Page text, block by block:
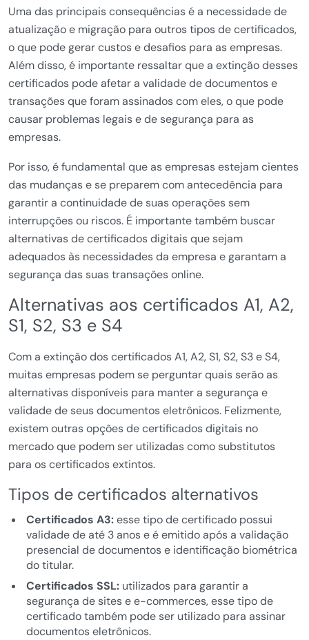
Uma das principais consequências é a necessidade de
atualização e migração para outros tipos de certificados,
o que pode gerar custos e desafios para as empresas.
Além disso, é importante ressaltar que a extinção desses
certificados pode afetar a validade de documentos e
transações que foram assinados com eles, o que pode
causar problemas legais e de segurança para as
empresas.
Por isso, é fundamental que as empresas estejam cientes
das mudanças e se preparem com antecedência para
garantir a continuidade de suas operações sem
interrupções ou riscos. É importante também buscar
alternativas de certificados digitais que sejam
adequados às necessidades da empresa e garantam a
segurança das suas transações online.
Alternativas aos certificados A1, A2,
S1, S2, S3 e S4
Com a extinção dos certificados A1, A2, S1, S2, S3 e S4,
muitas empresas podem se perguntar quais serão as
alternativas disponíveis para manter a segurança e
validade de seus documentos eletrônicos. Felizmente,
existem outras opções de certificados digitais no
mercado que podem ser utilizadas como substitutos
para os certificados extintos.
Tipos de certificados alternativos
Certificados A3:esse tipo de certificado possui
validade de até 3 anos e é emitido após a validação
presencial de documentos e identificação biométrica
do titular.
Certificados SSL:utilizados para garantir a
segurança de sites e e-commerces, esse tipo de
certificado também pode ser utilizado para assinar
documentos eletrônicos.